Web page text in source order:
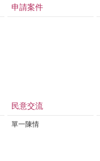
申請案件
民意交流
單一陳情